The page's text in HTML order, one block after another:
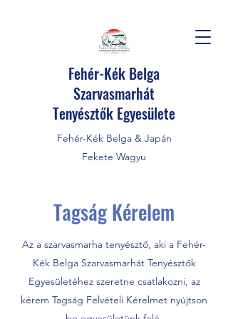
Fehér-Kék Belga
Szarvasmarhát
Tenyésztők Egyesülete
Fehér-Kék Belga & Japán
Fekete Wagyu
Tagság Kérelem
Az a szarvasmarha tenyésztő, aki a Fehér-
Kék Belga Szarvasmarhát Tenyésztők
Egyesületéhez szeretne csatlakozni, az
kérem Tagság Felvételi Kérelmet nyújtson